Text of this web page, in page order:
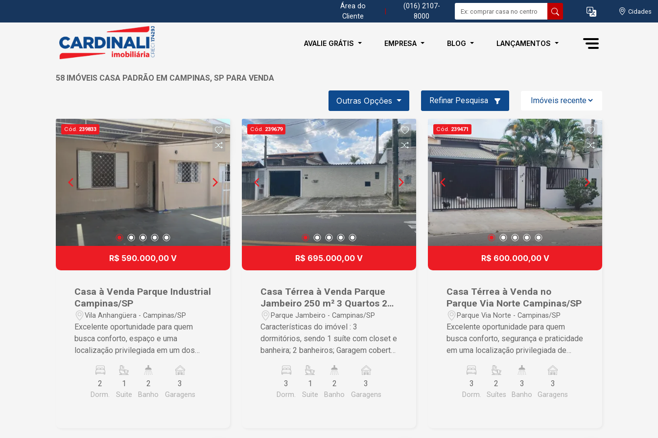
Área do
Cliente
(016) 2107-
8000
Cidades
AVALIE GRÁTIS EMPRESA BLOG LANÇAMENTOS
58 IMÓVEIS CASA PADRÃO EM CAMPINAS, SP PARA VENDA
Outras Opções Refinar Pesquisa
Cód. 239833
R$ 590.000,00 V
Casa à Venda Parque Industrial
Campinas/SP
Vila Anhangüera - Campinas/SP
Excelente oportunidade para quem
busca conforto, espaço e uma
localização privilegiada em um dos
Características do imóvel Área
construída: 110 m² Área do terreno: 250
m² 2 dormitórios, sendo 1 suíte
2
Dorm.
1
Suite
2
Banho
3
Garagens
Cód. 239679
R$ 695.000,00 V
Casa Térrea à Venda Parque
Jambeiro 250 m² 3 Quartos 2
Banheiros 3 Vagas Campinas
Parque Jambeiro - Campinas/SP
Características do imóvel : 3
dormitórios, sendo 1 suíte com closet e
banheira; 2 banheiros; Garagem coberta
Lavanderia independente; Quintal amplo
com jardim. Área de lazer Amplo salão
de festas/lazer; Churrasqueira coberta
3
Dorm.
1
Suite
2
Banho
3
Garagens
Cód. 239471
R$ 600.000,00 V
Casa Térrea à Venda no
Parque Via Norte Campinas/SP
Parque Via Norte - Campinas/SP
Excelente oportunidade para quem
busca conforto, segurança e praticidade
em uma localização privilegiada de
construída, esta casa térrea se destaca
pelo excelente acabamento, ambientes
amplos e ótima distribuição dos
3
Dorm.
2
Suítes
3
Banho
3
Garagens